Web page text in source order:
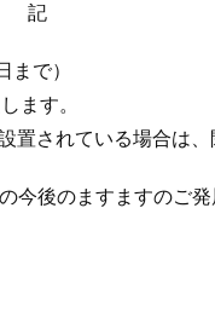
記
まで）
ます。
置されている場合は
後のますますのご発